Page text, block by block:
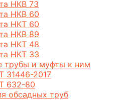
НКВ 73
НКВ 60
НКТ 60
НКВ 89
НКТ 48
НКТ 33
трубы и муфты к ним
31446-2017
632-80
обсадных труб